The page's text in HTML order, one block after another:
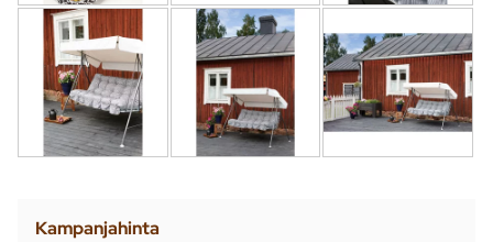
Kampanjahinta